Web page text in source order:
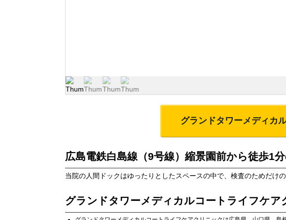
グランドタワーメディカ
広島電鉄白島線（9号線）縮景園前から徒歩1分
当院の人間ドックはゆったりとしたスペースの中で、検査のためだけ
グランドタワーメディカルコートライフケア